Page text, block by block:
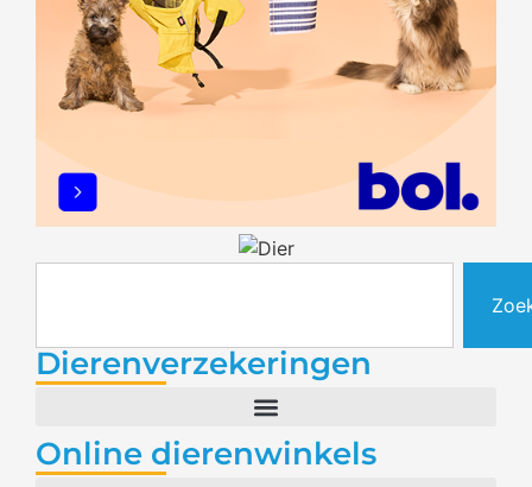
Dierenverzekeringen
Online dierenwinkels